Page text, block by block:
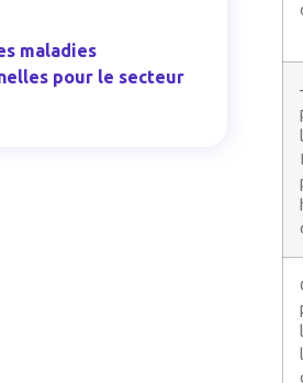
maladies
pour le secteur